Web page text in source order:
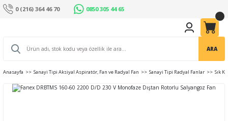
0 (216) 364 46 70 0850 305 44 65
ARA
Anasayfa Sanayi Tipi Aksiyal Aspiratör, Fan ve Radyal Fan Sanayi Tipi Radyal Fanlar Sık